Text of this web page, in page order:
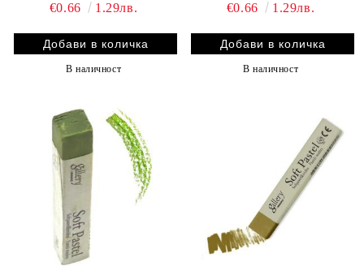
€0.66
1.29лв.
В наличност
€0.66
1.29лв.
В наличност